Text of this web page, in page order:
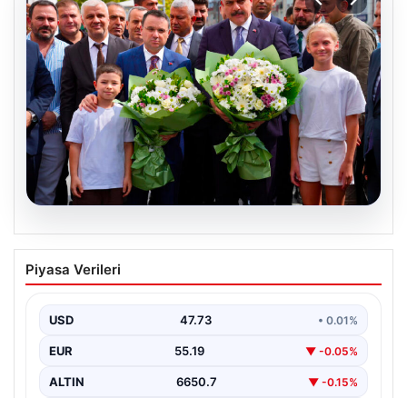
08.08.2026
Adalet Bakanı Akın Gürlek ve İçişleri
Bakanı Mustafa Çiftçi İstanbul’da
Adalet Bakanı Akın Gürlek ve İçişleri Bakanı Mustafa
incelemelerde…
Piyasa Verileri
USD 47.73 • 0.01%
EUR 55.19 ▼ -0.05%
ALTIN 6650.7 ▼ -0.15%